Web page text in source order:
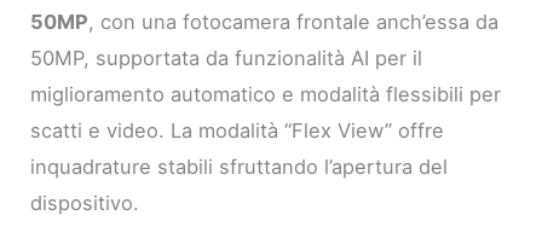
50MP, con una fotocamera frontale anch’essa da
50MP, supportata da funzionalità AI per il
miglioramento automatico e modalità flessibili per
scatti e video. La modalità “Flex View” offre
inquadrature stabili sfruttando l’apertura del
dispositivo.